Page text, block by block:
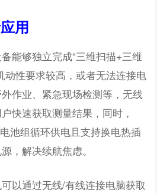
用
能够独立完成“三维扫描+三维
动性要求较高，或者无法连接电
作业、紧急现场检测等，无线
快速获取测量结果，同时，
池组循环供电且支持换电热插
，解决续航焦虑。
以通过无线/有线连接电脑获取